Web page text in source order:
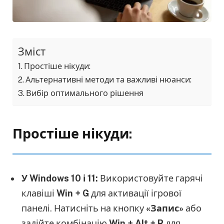
Зміст
Простіше нікуди:
Альтернативні методи та важливі нюанси:
Вибір оптимального рішення
Простіше нікуди:
У Windows 10 і 11: Використовуйте гарячі
клавіші Win + G для активації ігрової
панелі. Натисніть на кнопку «Запис» або